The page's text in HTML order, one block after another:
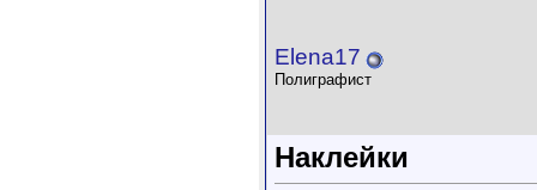
Elena17
Полиграфист
Наклейки